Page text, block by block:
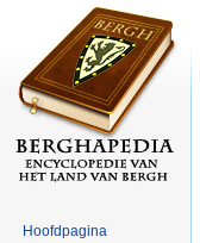
Hoofdpagina